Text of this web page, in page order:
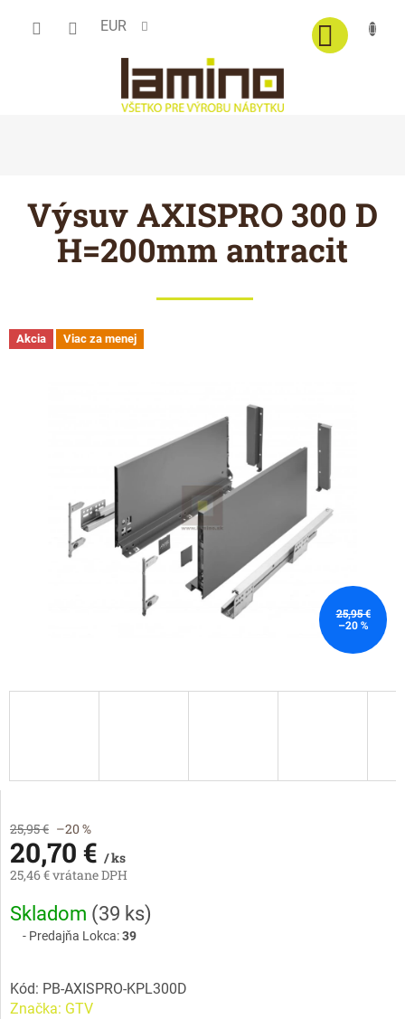
EUR
Výsuv AXISPRO 300 D
H=200mm antracit
Akcia Viac za menej
25,95 €
–20 %
25,95 € –20 %
20,70 € / ks
25,46 € vrátane DPH
Jednotková
cena:
Skladom (39 ks)
Predajňa Lokca:39
Kód: PB-AXISPRO-KPL300D
Značka: GTV